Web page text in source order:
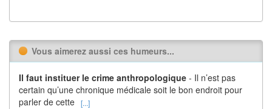
Vous aimerez aussi ces humeurs...
Il faut instituer le crime anthropologique - Il n’est pas
certain qu’une chronique médicale soit le bon endroit pour
parler de cette [...]